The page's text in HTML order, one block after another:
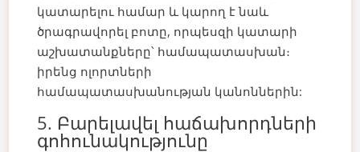
կատարելու համար և կարող է նաև
ծրագրավորել բոտը, որպեսզի կատարի
աշխատանքները՝ համապատասխան։
իրենց ոլորտների
համապատասխանության կանոններին:
5. Բարելավել հաճախորդների
գոհունակությունը